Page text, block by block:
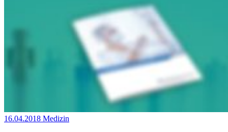
16.04.2018 Medizin